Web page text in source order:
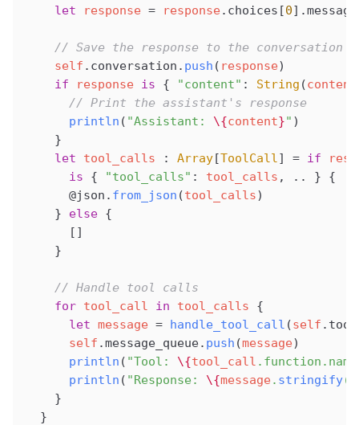
    let
response = response.choices[0].message
// Save the response to the conversation
    self
.conversation. push ( response)
    if
response is { "content" : String (content
      // Print the assistant's response
      println
( "Assistant: \{content}" )
    }
    let
tool_calls : Array[ToolCall] = if
      is
{ "tool_calls" : tool_calls , .. } {
      @json
. from_json (tool_calls)
    }
else {
      []
    }
    // Handle tool calls
    for
tool_call in tool_calls {
      let
message = handle_tool_call (self
      self
.message_queue. push (message)
      println
( "Tool: \{tool_call .function.name
      println
( "Response: \{message. stringify(
    }
  }